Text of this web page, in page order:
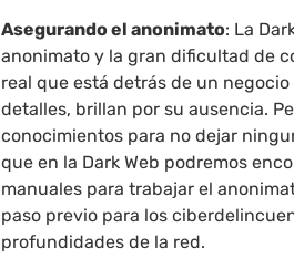
Asegurando el anonimato: La
anonimato y la gran dificultad de
real que está detrás de un
detalles, brillan por su ausencia.
conocimientos para no dejar
que en la Dark Web podremos
manuales para trabajar el
paso previo para los
profundidades de la red.